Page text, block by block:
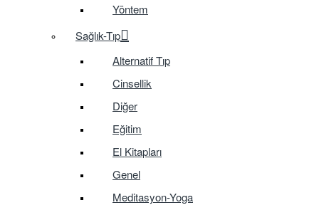
Yöntem
Sağlık-Tıp
Alternatif Tıp
Cinsellik
Diğer
Eğitim
El Kitapları
Genel
Meditasyon-Yoga